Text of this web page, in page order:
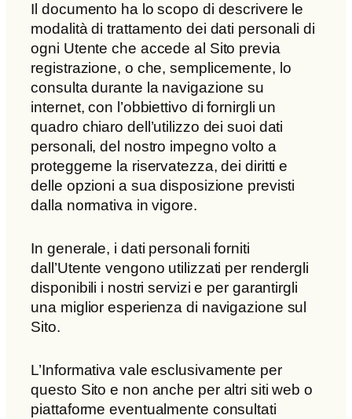
Il documento ha lo scopo di descrivere le
modalità di trattamento dei dati personali di
ogni Utente che accede al Sito previa
registrazione, o che, semplicemente, lo
consulta durante la navigazione su
internet, con l’obbiettivo di fornirgli un
quadro chiaro dell’utilizzo dei suoi dati
personali, del nostro impegno volto a
proteggerne la riservatezza, dei diritti e
delle opzioni a sua disposizione previsti
dalla normativa in vigore.
In generale, i dati personali forniti
dall’Utente vengono utilizzati per rendergli
disponibili i nostri servizi e per garantirgli
una miglior esperienza di navigazione sul
Sito.
L’Informativa vale esclusivamente per
questo Sito e non anche per altri siti web o
piattaforme eventualmente consultati